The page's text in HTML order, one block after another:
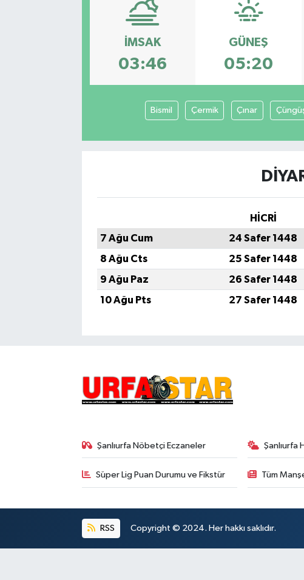
İMSAK
03:46
GÜNEŞ
05:20
Bismil Çermik Çınar
HİCRİ
7 Ağu Cum
24 Safer 1448
8 Ağu Cts
25 Safer 1448
9 Ağu Paz
26 Safer 1448
10 Ağu Pts
27 Safer 1448
Şanlıurfa Nöbetçi Eczaneler Şanlıurfa
Süper Lig Puan Durumu ve Fikstür Tüm
RSS Copyright © 2024. Her hakkı saklıdır.